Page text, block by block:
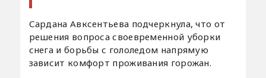
Сардана Авксентьева подчеркнула, что от
решения вопроса своевременной уборки
снега и борьбы с гололедом напрямую
зависит комфорт проживания горожан.